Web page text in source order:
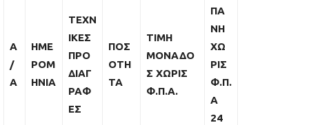
Α
/
Α
ΗΜΕ
ΡΟΜ
ΗΝΙΑ
ΤΕΧΝ
ΙΚΕΣ
ΠΡΟ
ΔΙΑΓ
ΡΑΦ
ΕΣ
ΠΟΣ
ΟΤΗ
ΤΑ
ΤΙΜΗ
ΜΟΝΑΔΟ
Σ ΧΩΡΙΣ
Φ.Π.Α.
ΠΑ
ΝΗ
ΧΩ
ΡΙΣ
Φ.Π.
Α
24